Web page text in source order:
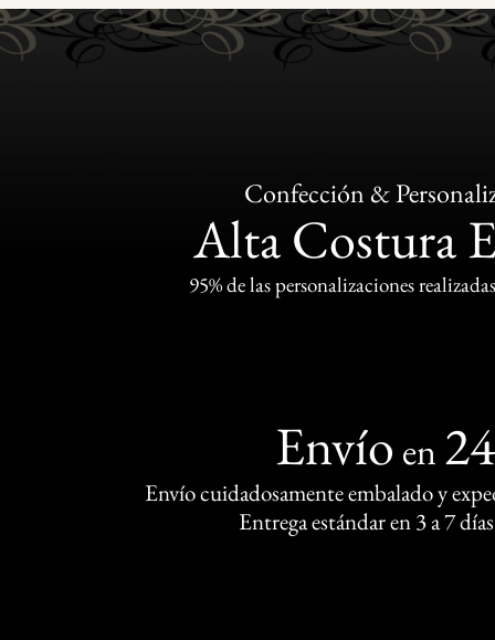
Confección &
Alta Costura
95% de las personalizaciones
Envío en
Envío cuidadosamente embalado y
Entrega estándar en 3 a 7